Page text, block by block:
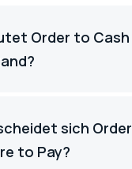
Order to
sich
to Pay?